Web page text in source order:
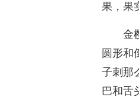
果，果
金
圆形和
子刺那
巴和舌